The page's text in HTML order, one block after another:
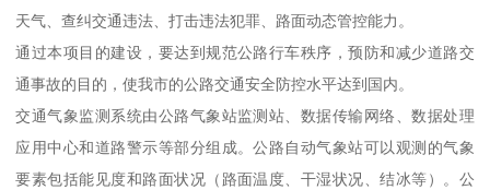
天气、查纠交通违法、打击违法犯罪、路面动态管控能力。
通过本项目的建设，要达到规范公路行车秩序，预防和减少道路交
通事故的目的，使我市的公路交通安全防控水平达到国内。
交通气象监测系统由公路气象站监测站、数据传输网络、数据处理
应用中心和道路警示等部分组成。公路自动气象站可以观测的气象
要素包括能见度和路面状况（路面温度、干湿状况、结冰等）。公